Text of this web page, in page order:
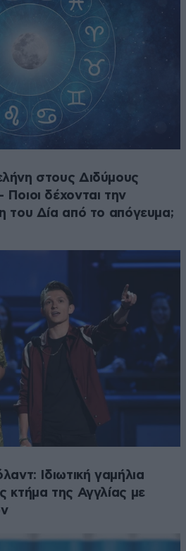
στους Διδύμους
δέχονται την
του Δία από το απόγευμα;
Ιδιωτική γαμήλια
κτήμα της Αγγλίας με